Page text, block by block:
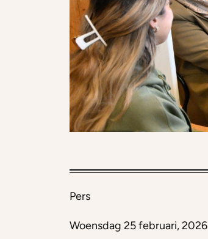
Pers
Woensdag 25 februari, 2026